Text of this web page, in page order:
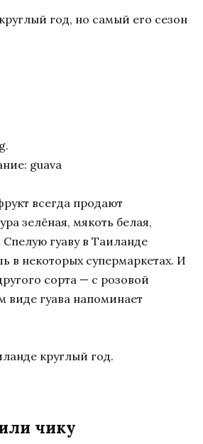
год, но самый его сезон
guava
всегда продают
зелёная, мякоть белая,
гуаву в Таиланде
в некоторых супермаркетах. И
сорта — с розовой
виде гуава напоминает
круглый год.
чику